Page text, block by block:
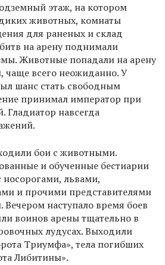
этаж, на котором
животных, комнаты
для раненых и склад
на арену поднимали
Животные попадали на арену
чаще всего неожиданно. У
шанс стать свободным
принимал император при
Гладиатор навсегда
бои с животными.
и обученные бестиарии
носорогами, львами,
и прочими представителями
наступало время боев
воинов арены тщательно в
лудусах. Выходили
Триумфа», тела погибших
Либитины».